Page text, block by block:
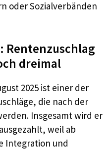
oder Sozialverbänden
Rentenzuschlag
dreimal
2025 ist einer der
die nach der
Insgesamt wird er
weil ab
Integration und